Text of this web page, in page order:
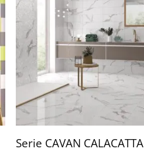
Serie CAVAN CALACATTA